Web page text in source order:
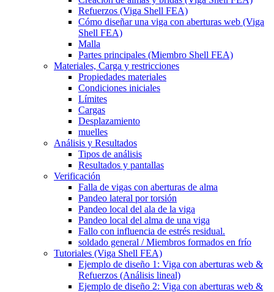
Refuerzos (Viga Shell FEA)
Cómo diseñar una viga con aberturas web (Viga
Shell FEA)
Malla
Partes principales (Miembro Shell FEA)
Materiales, Carga y restricciones
Propiedades materiales
Condiciones iniciales
Límites
Cargas
Desplazamiento
muelles
Análisis y Resultados
Tipos de análisis
Resultados y pantallas
Verificación
Falla de vigas con aberturas de alma
Pandeo lateral por torsión
Pandeo local del ala de la viga
Pandeo local del alma de una viga
Fallo con influencia de estrés residual.
soldado general / Miembros formados en frío
Tutoriales (Viga Shell FEA)
Ejemplo de diseño 1: Viga con aberturas web &
Refuerzos (Análisis lineal)
Ejemplo de diseño 2: Viga con aberturas web &